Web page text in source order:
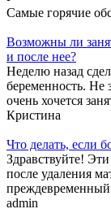
Самые горячие
Возможны ли
и после нее?
Неделю назад
беременность. Не
очень хочется
Кристина
Что делать, если
Здравствуйте!
после удаления
admin